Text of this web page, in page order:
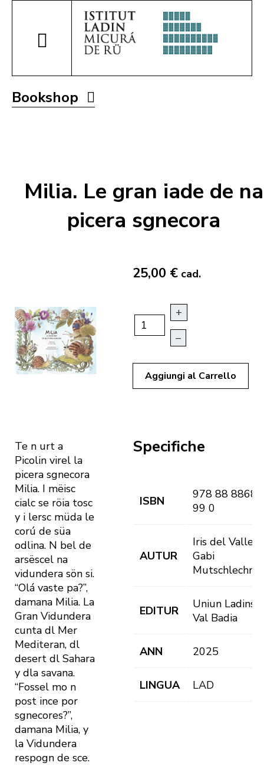
Bookshop
Milia. Le gran iade de na
picera sgnecora
Te n urt a
Picolin virel la
picera sgnecora
Milia. I mëisc
cialc se röia tosc
y i lersc müda le
corú de süa
odlina. N bel de
arsëscel na
vidundera sön si.
“Olá vaste pa?”,
damana Milia. La
Gran Vidundera
cunta dl Mer
Mediteran, dl
desert dl Sahara
y dla savana.
“Fossel mo n
post ince por
sgnecores?”,
damana Milia, y
la Vidundera
respogn de sce.
25,00 € cad.
+
–
Aggiungi al Carrello
Specifiche
ISBN
978 88 88682
99 0
AUTUR
Iris del Valle,
Gabi
Mutschlechner
EDITUR
Uniun Ladins
Val Badia
ANN 2025
LINGUA LAD